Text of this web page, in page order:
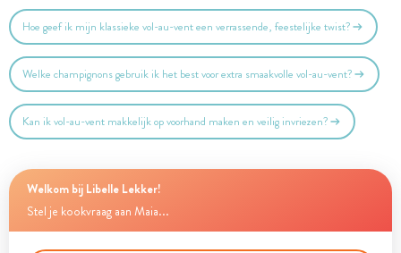
Hoe geef ik mijn klassieke vol-au-vent een verrassende, feestelijke twist?
Welke champignons gebruik ik het best voor extra smaakvolle vol-au-vent?
Kan ik vol-au-vent makkelijk op voorhand maken en veilig invriezen?
Welkom bij Libelle Lekker!
Stel je kookvraag aan Maia...